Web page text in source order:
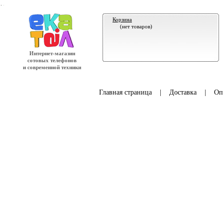
Интернет-магазин
сотовых телефонов
и современной техники
Корзина
(нет товаров)
Главная страница| Доставка|